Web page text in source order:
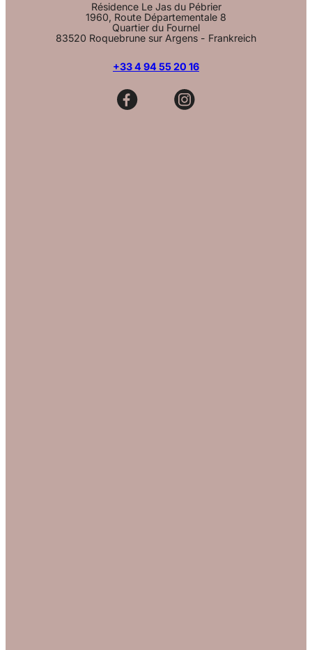
Résidence Le Jas du Pébrier
1960, Route Départementale 8
Quartier du Fournel
83520 Roquebrune sur Argens - Frankreich
+33 4 94 55 20 16